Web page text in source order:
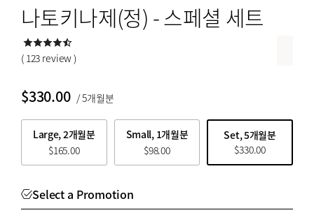
나토키나제(정) - 스페셜 세트
( 123 review )
$330.00 / 5개월분
Large, 2개월분
$165.00
Small, 1개월분
$98.00
Set, 5개월분
$330.00
Select a Promotion
from price
$